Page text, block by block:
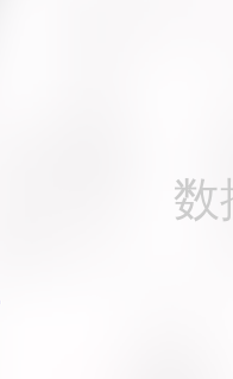
数